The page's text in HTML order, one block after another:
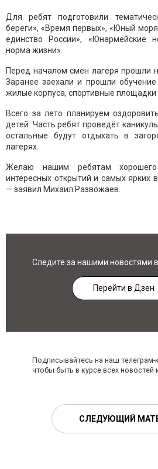
Для ребят подготовили
береги», «Время первых», «Юный
единство России», «Юнармейские
норма жизни».
Перед началом смен лагеря прошли
Заранее заехали и прошли
жилые корпуса, спортивные площадки
Всего за лето планируем
детей. Часть ребят проведёт
остальные будут отдыхать в
лагерях.
Желаю нашим ребятам
интересных открытий и самых ярких
— заявил Михаил Развожаев.
Следите за нашими новостями
Перейти в Дзен
Подписывайтесь на наш телеграм-
чтобы быть в курсе всех новостей
СЛЕДУЮЩИЙ